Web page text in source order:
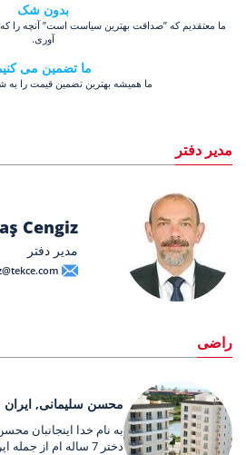
بدون شک
ما معتقدیم که ”صداقت بهترین سیاست است” آنچه
آوری.
ما تضمین می
ما همیشه بهترین تضمین قیمت را به
مدیر دفتر
Cengiz
مدیر دفتر
راضی
محسن سلیمانی, ایران
به نام خدا اینجانبان
دختر 7 ساله ام از جمله ایرانیان مقیم ...